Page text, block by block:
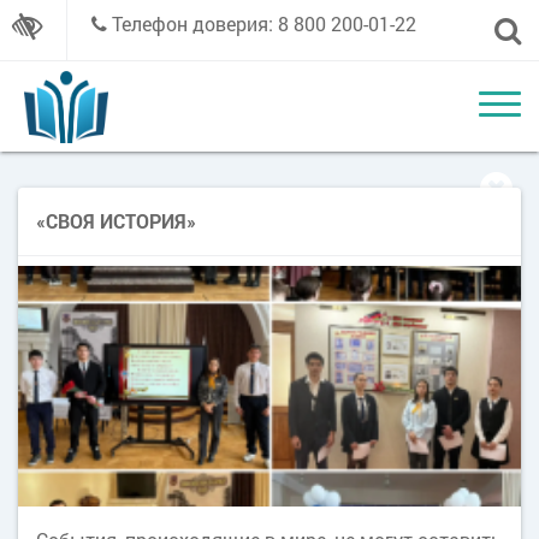
Телефон доверия: 8 800 200-01-22
«СВОЯ ИСТОРИЯ»